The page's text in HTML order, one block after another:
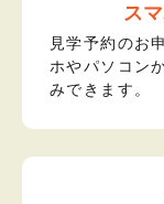
ス
見学予約のお
ホやパソコン
みできます。